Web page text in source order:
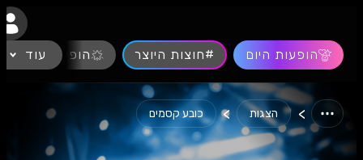
הופעות היום #חוצות היוצר הופעות חיות
עוד
> הצגות > כובע קסמים